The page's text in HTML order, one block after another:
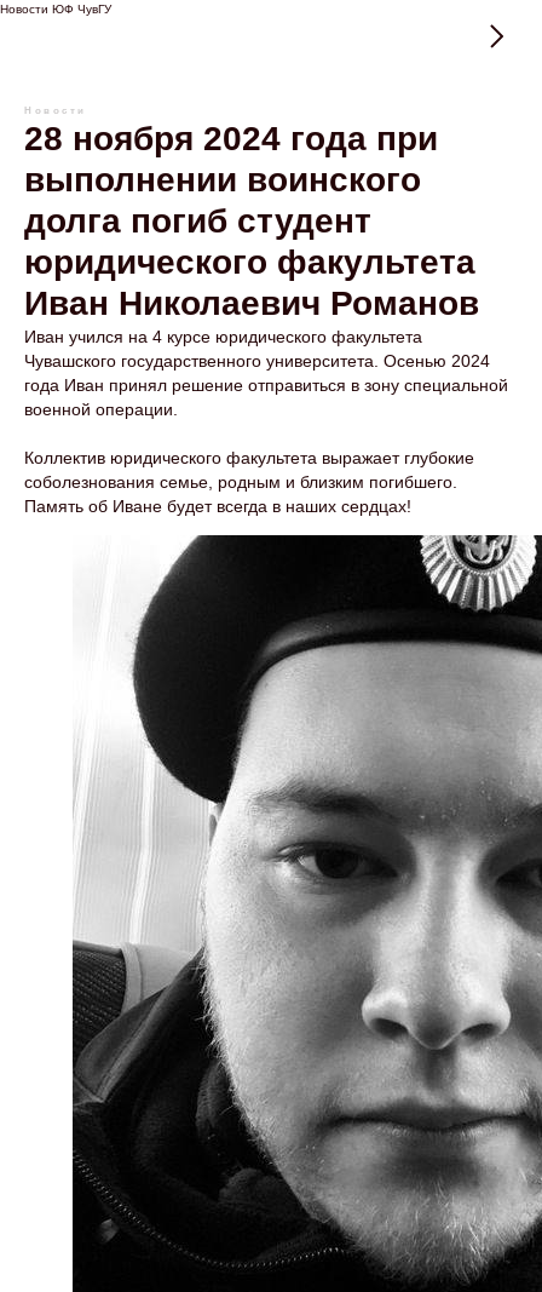
Новости ЮФ ЧувГУ
Новости
28 ноября 2024 года при
выполнении воинского
долга погиб студент
юридического факультета
Иван Николаевич Романов
Иван учился на 4 курсе юридического факультета
Чувашского государственного университета. Осенью 2024
года Иван принял решение отправиться в зону специальной
военной операции.
Коллектив юридического факультета выражает глубокие
соболезнования семье, родным и близким погибшего.
Память об Иване будет всегда в наших сердцах!